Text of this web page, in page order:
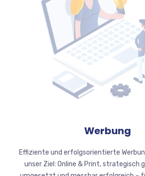
Werbung
Effiziente und erfolgsorientierte
unser Ziel: Online & Print, strategisch